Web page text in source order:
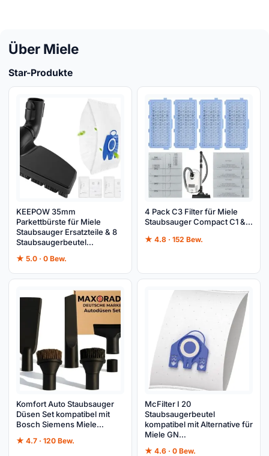
Über Miele
Star-Produkte
KEEPOW 35mm
Parkettbürste für Miele
Staubsauger Ersatzteile & 8
Staubsaugerbeutel…
★ 5.0 · 0 Bew.
4 Pack C3 Filter für Miele
Staubsauger Compact C1 &…
★ 4.8 · 152 Bew.
Komfort Auto Staubsauger
Düsen Set kompatibel mit
Bosch Siemens Miele…
★ 4.7 · 120 Bew.
McFilter I 20
Staubsaugerbeutel
kompatibel mit Alternative für
Miele GN…
★ 4.6 · 0 Bew.